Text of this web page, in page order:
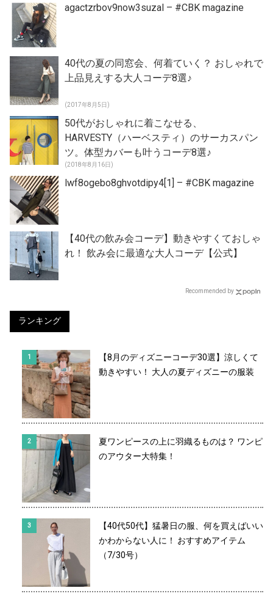
agactzrbov9now3suzal – #CBK magazine
40代の夏の同窓会、何着ていく？ おしゃれで
上品見えする大人コーデ8選♪
(2017年8月5日)
50代がおしゃれに着こなせる、
HARVESTY（ハーベスティ）のサーカスパン
ツ。体型カバーも叶うコーデ8選♪
(2018年8月16日)
lwf8ogebo8ghvotdipy4[1] – #CBK magazine
【40代の飲み会コーデ】動きやすくておしゃ
れ！ 飲み会に最適な大人コーデ【公式】
Recommended by
ランキング
【8月のディズニーコーデ30選】涼しくて
動きやすい！ 大人の夏ディズニーの服装
夏ワンピースの上に羽織るものは？ ワンピ
のアウター大特集！
【40代50代】猛暑日の服、何を買えばいい
かわからない人に！ おすすめアイテム
（7/30号）